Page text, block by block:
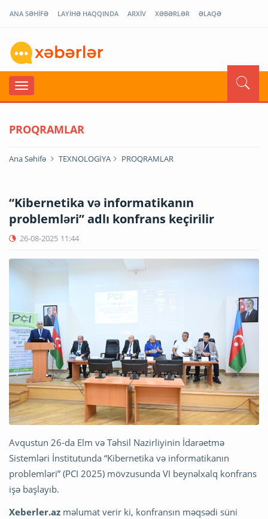
ANA SƏHİFƏ LAYİHƏ HAQQINDA ARXİV XƏBƏRLƏR ƏLAQƏ
PROQRAMLAR
Ana Səhifə TEXNOLOGİYA PROQRAMLAR
“Kibernetika və informatikanın
problemləri” adlı konfrans keçirilir
26-08-2025 11:44
Avqustun 26-da Elm və Təhsil Nazirliyinin İdarəetmə
Sistemləri İnstitutunda “Kibernetika və informatikanın
problemləri” (PCI 2025) mövzusunda VI beynəlxalq konfrans
işə başlayıb.
Xeberler.az məlumat verir ki, konfransın məqsədi süni